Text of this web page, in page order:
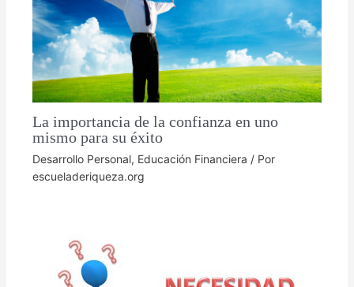
La importancia de la confianza en uno
mismo para su éxito
Desarrollo Personal, Educación Financiera / Por
escueladeriqueza.org